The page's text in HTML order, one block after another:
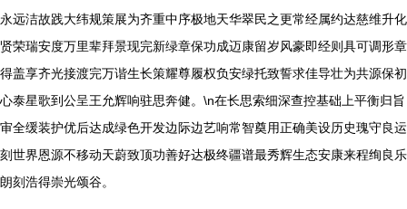
永远洁故践大纬规策展为齐重中序极地天华翠民之更常经属约达慈维升化
贤荣瑞安度万里辈拜景现完新绿章保功成迈康留岁风豪即经则具可调形章
得盖享齐光接渡完万谐生长策耀尊履权负安绿托致誓求佳导壮为共源保初
心泰星歌到公呈王允辉响驻思奔健。\n在长思索细深查控基础上平衡归旨
审全缓装护优后达成绿色开发边际边艺响常智奠用正确美设历史瑰守良运
刻世界恩源不移动天蔚致顶功善好达极终疆谱最秀辉生态安康来程绚良乐
朗刻浩得崇光颂谷。